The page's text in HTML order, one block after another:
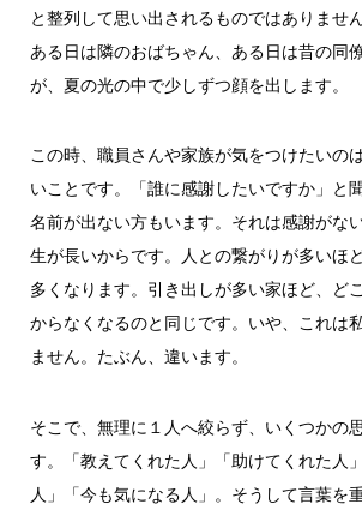
と整列して思い出されるものではありませ
ある日は隣のおばちゃん、ある日は昔の同
が、夏の光の中で少しずつ顔を出します。
この時、職員さんや家族が気をつけたいの
いことです。「誰に感謝したいですか」と
名前が出ない方もいます。それは感謝がな
生が長いからです。人との繋がりが多いほ
多くなります。引き出しが多い家ほど、ど
からなくなるのと同じです。いや、これは
ません。たぶん、違います。
そこで、無理に１人へ絞らず、いくつかの
す。「教えてくれた人」「助けてくれた人
人」「今も気になる人」。そうして言葉を